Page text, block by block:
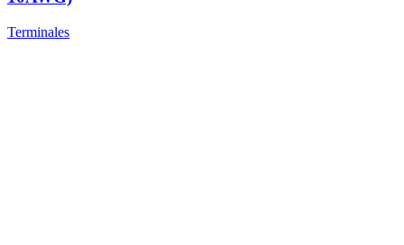
Terminales